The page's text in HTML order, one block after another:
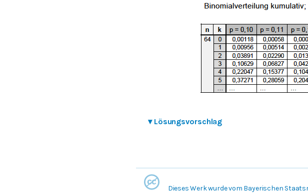
▾ Lösungsvorschlag
Dieses Werk wurde vom Bayerischen